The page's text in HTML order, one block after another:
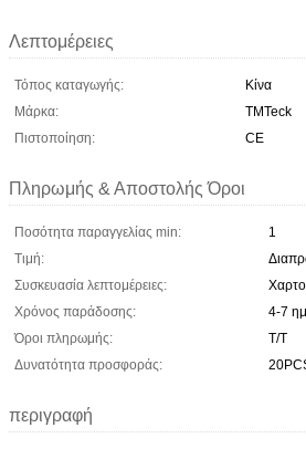
Λεπτομέρειες
Τόπος καταγωγής:
Κίνα
Μάρκα:
TMTeck
Πιστοποίηση:
CE
Πληρωμής & Αποστολής Όροι
Ποσότητα παραγγελίας min:
1
Τιμή:
Συσκευασία λεπτομέρειες:
Χρόνος παράδοσης:
4-7
Όροι πληρωμής:
T/T
Δυνατότητα προσφοράς:
περιγραφή